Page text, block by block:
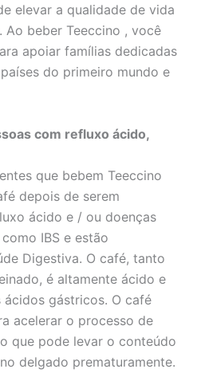
elevar a qualidade de vida
Ao beber Teeccino , você
apoiar famílias dedicadas
do primeiro mundo e
com refluxo ácido,
que bebem Teeccino
depois de serem
ácido e / ou doenças
IBS e estão
Digestiva. O café, tanto
é altamente ácido e
gástricos. O café
acelerar o processo de
que pode levar o conteúdo
delgado prematuramente.